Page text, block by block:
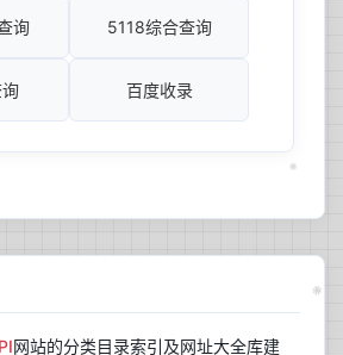
询 5118综合查询
百度收录
网站的分类目录索引及网址大全库建